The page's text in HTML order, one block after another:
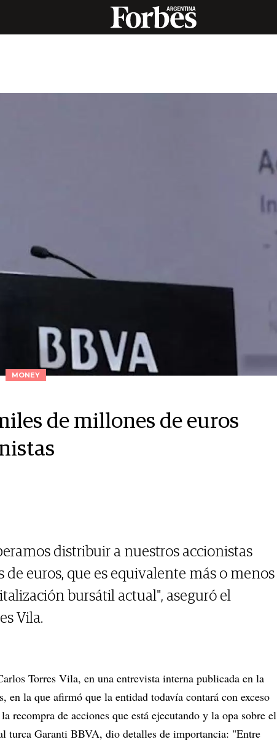
MONEY
de millones de euros
distribuir a nuestros accionistas
euros, que es equivalente más o menos
bursátil actual", aseguró el
Vila.
Torres Vila, en una entrevista interna publicada en la
en la que afirmó que la entidad todavía contará con exceso
recompra de acciones que está ejecutando y la opa sobre el
turca Garanti BBVA, dio detalles de importancia: "Entre